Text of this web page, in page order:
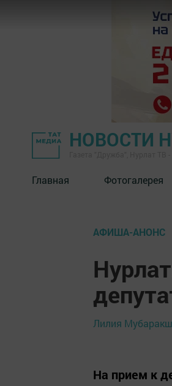
НОВОСТИ
Главная Фотогалерея
АФИША-АНОНС
Лилия
На прием к